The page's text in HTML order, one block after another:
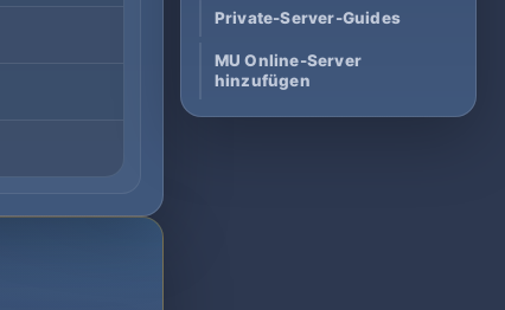
Private-Server-Guides
MU Online-Server
hinzufügen